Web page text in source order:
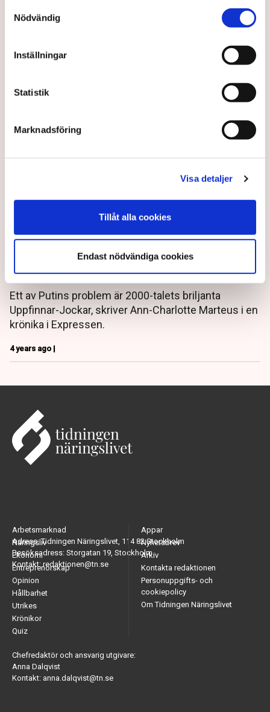
Nödvändig
Inställningar
Statistik
Marknadsföring
Visa detaljer
Tillåt alla cookies
Endast nödvändiga cookies
”Hur mycket vabbande tål Sverige egentligen?” Det
”Billiga små drönare är en
mardröm för Putin”
Ett av Putins problem är 2000-talets briljanta
Uppfinnar-Jockar, skriver Ann-Charlotte Marteus i en
krönika i Expressen.
4 years ago |
Adress: Tidningen Näringslivet, 114 82 Stockholm
Besöksadress: Storgatan 19, Stockholm
Kontakt: redaktionen@tn.se
Arbetsmarknad
Näringsliv
Ekonomi
Entreprenörskap
Opinion
Hållbarhet
Utrikes
Krönikor
Quiz
Appar
Nyhetsbrev
Arkiv
Kontakta redaktionen
Personuppgifts- och
cookiepolicy
Om Tidningen Näringslivet
Chefredaktör och ansvarig utgivare:
Anna Dalqvist
Kontakt: anna.dalqvist@tn.se